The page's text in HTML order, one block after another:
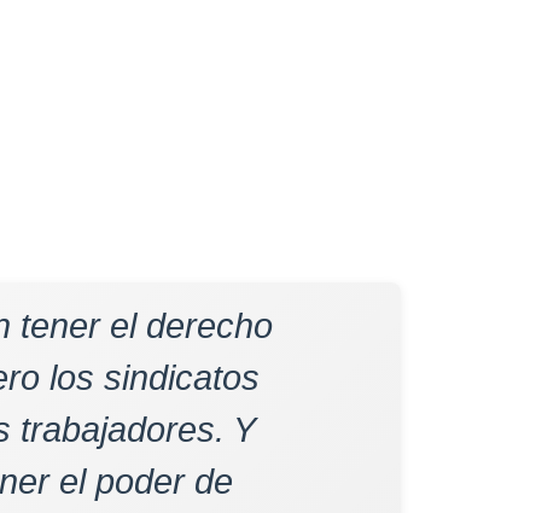
tener el derecho
los sindicatos
trabajadores. Y
el poder de